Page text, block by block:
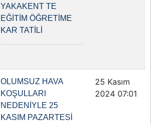
YAKAKENT TE
EĞİTİM ÖĞRETİME
KAR TATİLİ
OLUMSUZ HAVA
KOŞULLARI
NEDENİYLE 25
KASIM PAZARTESİ
25 Kasım
2024 07:01